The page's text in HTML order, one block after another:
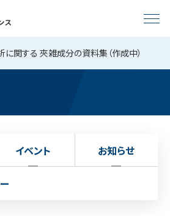
関する 夾雑成分の資料集（作成中）
イベント お知らせ